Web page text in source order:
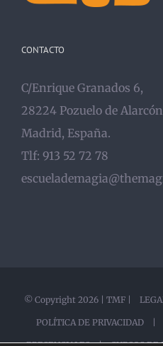
CONTACTO
C/Enrique Granados 6,
28224 Pozuelo de
Madrid, España.
Tlf: 913 52 72 78
© Copyright 2026 | TMF|
POLÍTICA DE PRIVACIDAD